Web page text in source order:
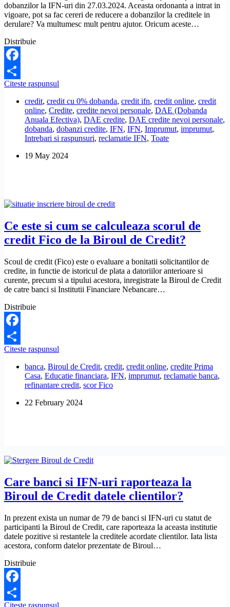
dobanzilor la IFN-uri din 27.03.2024. Aceasta ordonanta a intrat in
vigoare, pot sa fac cereri de reducere a dobanzilor la creditele in
derulare? Va multumesc mult pentru ajutor. Oricum aceste…
Distribuie
Facebook
Share
Citeste raspunsul
plafonarea
dobanzilor
la
IFN-
uri
intrat
credit, credit cu 0% dobanda, credit ifn, credit online, credit
online, Credite, credite nevoi personale, DAE (Dobanda
Anuala Efectiva), DAE credite, DAE credite nevoi personale,
dobanda, dobanzi credite, IFN, IFN, Imprumut, imprumut,
Intrebari si raspunsuri, reclamatie IFN, Toate
19 May 2024
Ce este si cum se calculeaza scorul de
credit Fico de la Biroul de Credit?
Scoul de credit (Fico) este o evaluare a bonitatii solicitantilor de
credite, in functie de istoricul de plata a datoriilor anterioare si
curente, precum si a tipului acestora, inregistrate la Biroul de Credit
de catre banci si Institutii Financiare Nebancare…
Distribuie
Facebook
Share
Citeste raspunsul
si
cum
se
scorul
Biroul
Credit?
banca, Biroul de Credit, credit, credit online, credite Prima
Casa, Educatie financiara, IFN, imprumut, reclamatie banca,
refinantare credit, scor Fico
22 February 2024
Care banci si IFN-uri raporteaza la
Biroul de Credit datele clientilor?
In prezent exista un numar de 79 de banci si IFN-uri cu statut de
participanti la Biroul de Credit, care raporteaza la aceasta institutie
datele pozitive si restantele la creditele acordate clientilor. Iata lista
acestora, conform datelor prezentate de Biroul…
Distribuie
Facebook
Citeste raspunsul